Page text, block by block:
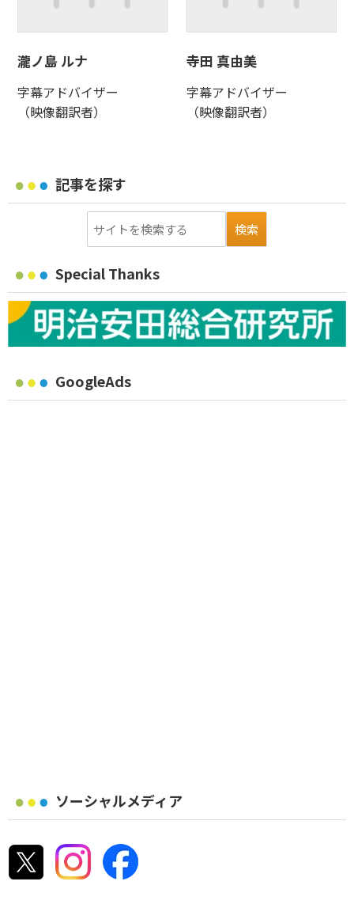
瀧ノ島 ルナ
字幕アドバイザー
（映像翻訳者）
寺田 真由美
字幕アドバイザー
（映像翻訳者）
記事を探す
Special Thanks
GoogleAds
ソーシャルメディア